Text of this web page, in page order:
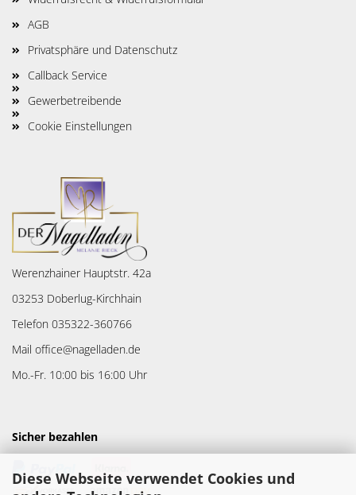
Diese Webseite verwendet Cookies und
AGB
Privatsphäre und Datenschutz
Callback Service
Gewerbetreibende
Cookie Einstellungen
Werenzhainer Hauptstr. 42a
03253 Doberlug-Kirchhain
Telefon 035322-360766
Mail office@nagelladen.de
Mo.-Fr. 10:00 bis 16:00 Uhr
Sicher bezahlen